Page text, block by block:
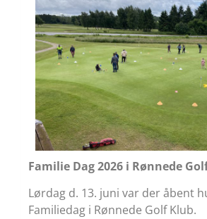
Familie Dag 2026 i Rønnede
Lørdag d. 13. juni var der åbent
Familiedag i Rønnede Golf Klub.